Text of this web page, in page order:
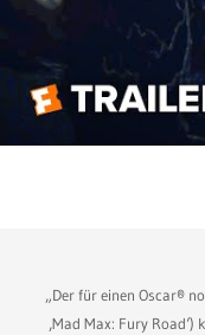
„Der für einen Oscar®
‚Mad Max: Fury